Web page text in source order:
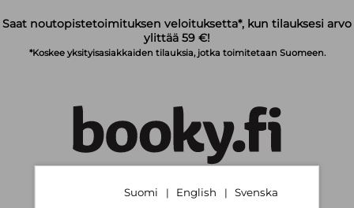
Saat noutopistetoimituksen veloituksetta*, kun tilauksesi arvo
ylittää 59 €!
*Koskee yksityisasiakkaiden tilauksia, jotka toimitetaan Suomeen.
Suomi | English | Svenska
Suomi | English | Svenska